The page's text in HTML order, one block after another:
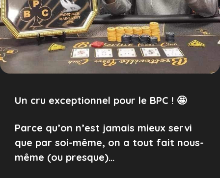
Un cru exceptionnel pour le BPC ! 🤩
Parce qu’on n’est jamais mieux servi
que par soi-même, on a tout fait nous-
même (ou presque)…